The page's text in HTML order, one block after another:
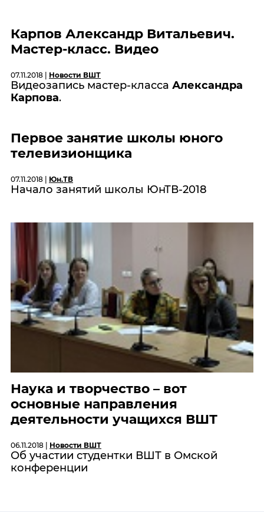
Карпов Александр Витальевич.
Мастер-класс. Видео
07.11.2018 | Новости ВШТ
Видеозапись мастер-класса Александра
Карпова.
Первое занятие школы юного
телевизионщика
07.11.2018 | Юн.ТВ
Начало занятий школы ЮнТВ-2018
Наука и творчество – вот
основные направления
деятельности учащихся ВШТ
06.11.2018 | Новости ВШТ
Об участии студентки ВШТ в Омской
конференции